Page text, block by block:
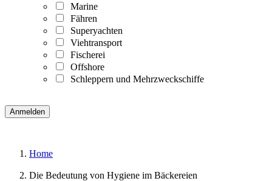
Marine
Fähren
Superyachten
Viehtransport
Fischerei
Offshore
Schleppern und Mehrzweckschiffe
Home
Die Bedeutung von Hygiene im Bäckereien